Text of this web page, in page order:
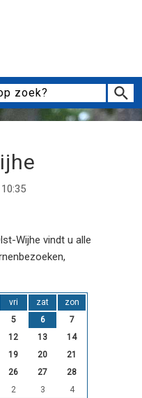
Wijhe vindt u alle
vri zat
zon
5 6
7
12 13
14
19 20
21
26 27
28
2 3 4